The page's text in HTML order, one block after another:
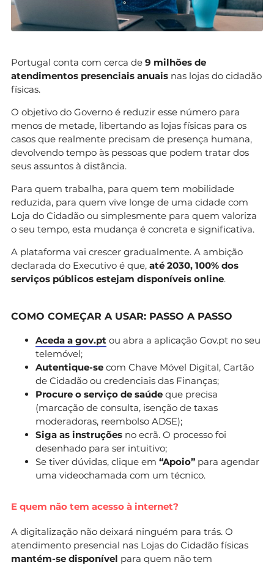
Portugal conta com cerca de 9 milhões de
atendimentos presenciais anuais nas lojas do cidadão
físicas.
O objetivo do Governo é reduzir esse número para
menos de metade, libertando as lojas físicas para os
casos que realmente precisam de presença humana,
devolvendo tempo às pessoas que podem tratar dos
seus assuntos à distância.
Para quem trabalha, para quem tem mobilidade
reduzida, para quem vive longe de uma cidade com
Loja do Cidadão ou simplesmente para quem valoriza
o seu tempo, esta mudança é concreta e significativa.
A plataforma vai crescer gradualmente. A ambição
declarada do Executivo é que, até 2030, 100% dos
serviços públicos estejam disponíveis online.
COMO COMEÇAR A USAR: PASSO A PASSO
Aceda a gov.pt ou abra a aplicação Gov.pt no seu
telemóvel;
Autentique-se com Chave Móvel Digital, Cartão
de Cidadão ou credenciais das Finanças;
Procure o serviço de saúde que precisa
(marcação de consulta, isenção de taxas
moderadoras, reembolso ADSE);
Siga as instruções no ecrã. O processo foi
desenhado para ser intuitivo;
Se tiver dúvidas, clique em “Apoio” para agendar
uma videochamada com um técnico.
E quem não tem acesso à internet?
A digitalização não deixará ninguém para trás. O
atendimento presencial nas Lojas do Cidadão físicas
mantém-se disponível para quem não tem